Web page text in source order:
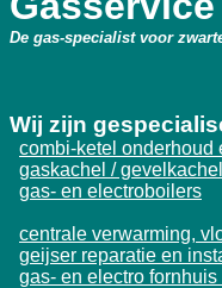
De gas-specialist voor
Wij zijn
combi-ketel onderhoud
gaskachel /
gas- en electroboilers
centrale verwarming,
geijser reparatie en
gas- en electro